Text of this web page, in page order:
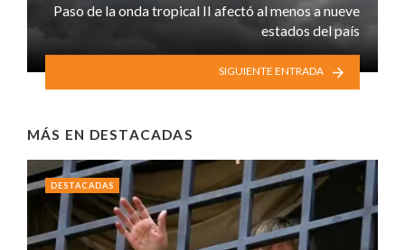
Paso de la onda tropical II afectó al menos a nueve
estados del país
SIGUIENTE ENTRADA
MÁS EN DESTACADAS
DESTACADAS